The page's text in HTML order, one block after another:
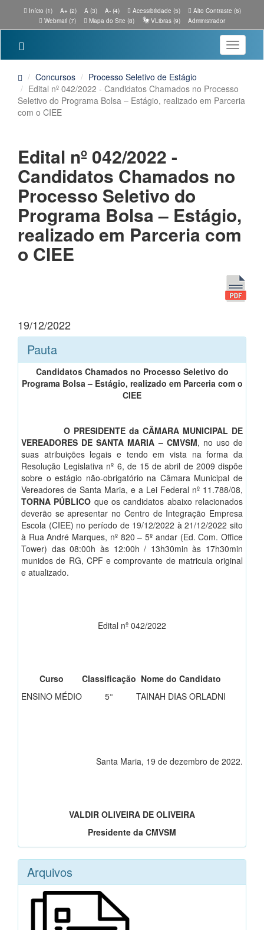
Início (1) A+ (2) A (3) A- (4) Acessibilidade (5)
Alto Contraste (6)
Webmail (7)
Mapa do Site (8) VLibras (9) Administrador
Toggle
Concursos
Processo Seletivo de Estágio
Edital nº 042/2022 - Candidatos Chamados no Processo
Seletivo do Programa Bolsa – Estágio, realizado em Parceria
com o CIEE
Edital nº 042/2022 -
Candidatos Chamados no
Processo Seletivo do
Programa Bolsa – Estágio,
realizado em Parceria com
o CIEE
19/12/2022
Pauta
Candidatos Chamados no Processo Seletivo do
Programa Bolsa – Estágio, realizado em Parceria com o
CIEE
O PRESIDENTE da CÂMARA MUNICIPAL DE
VEREADORES DE SANTA MARIA – CMVSM, no uso de
suas atribuições legais e tendo em vista na forma da
Resolução Legislativa nº 6, de 15 de abril de 2009 dispõe
sobre o estágio não-obrigatório na Câmara Municipal de
Vereadores de Santa Maria, e a Lei Federal nº 11.788/08,
TORNA PÚBLICO que os candidatos abaixo relacionados
deverão se apresentar no Centro de Integração Empresa
Escola (CIEE) no período de 19/12/2022 à 21/12/2022 sito
à Rua André Marques, nº 820 – 5º andar (Ed. Com. Office
Tower) das 08:00h às 12:00h / 13h30min às 17h30min
munidos de RG, CPF e comprovante de matricula original
e atualizado.
Edital nº 042/2022
Curso Classificação Nome do Candidato
ENSINO MÉDIO
5° TAINAH DIAS ORLADNI
Santa Maria, 19 de dezembro de 2022.
VALDIR OLIVEIRA DE OLIVEIRA
Presidente da CMVSM
Arquivos